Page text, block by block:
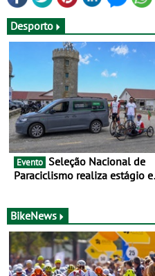
Desporto
Evento
Paraciclismo realiza estágio
BikeNews